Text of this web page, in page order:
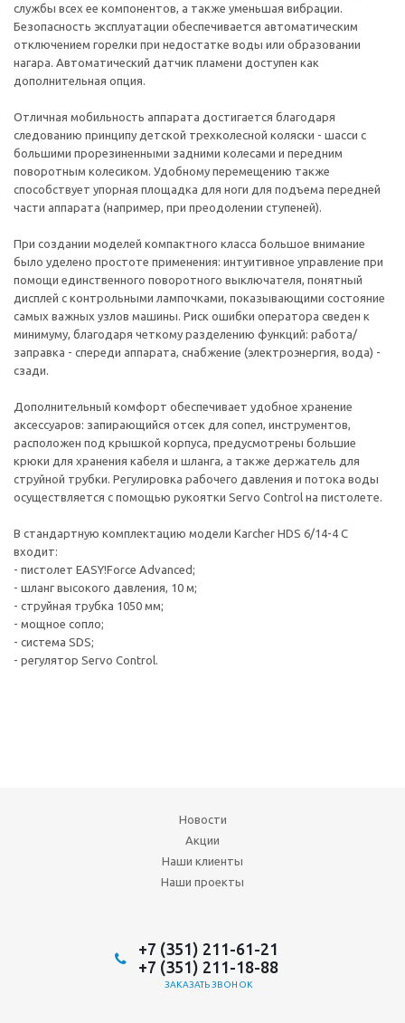
службы всех ее компонентов, а также уменьшая вибрации.
Безопасность эксплуатации обеспечивается автоматическим
отключением горелки при недостатке воды или образовании
нагара. Автоматический датчик пламени доступен как
дополнительная опция.
Отличная мобильность аппарата достигается благодаря
следованию принципу детской трехколесной коляски - шасси с
большими прорезиненными задними колесами и передним
поворотным колесиком. Удобному перемещению также
способствует упорная площадка для ноги для подъема передней
части аппарата (например, при преодолении ступеней).
При создании моделей компактного класса большое внимание
было уделено простоте применения: интуитивное управление при
помощи единственного поворотного выключателя, понятный
дисплей с контрольными лампочками, показывающими состояние
самых важных узлов машины. Риск ошибки оператора сведен к
минимуму, благодаря четкому разделению функций: работа/
заправка - спереди аппарата, снабжение (электроэнергия, вода) -
сзади.
Дополнительный комфорт обеспечивает удобное хранение
аксессуаров: запирающийся отсек для сопел, инструментов,
расположен под крышкой корпуса, предусмотрены большие
крюки для хранения кабеля и шланга, а также держатель для
струйной трубки. Регулировка рабочего давления и потока воды
осуществляется с помощью рукоятки Servo Control на пистолете.
В стандартную комплектацию модели Karcher HDS 6/14-4 C
входит:
- пистолет EASY!Force Advanced;
- шланг высокого давления, 10 м;
- струйная трубка 1050 мм;
- мощное сопло;
- система SDS;
- регулятор Servo Control.
Новости
Акции
Наши клиенты
Наши проекты
+7 (351) 211-61-21
+7 (351) 211-18-88
ЗАКАЗАТЬ ЗВОНОК